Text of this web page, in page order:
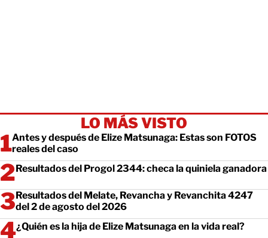
LO MÁS VISTO
Antes y después de Elize Matsunaga: Estas son FOTOS
reales del caso
Resultados del Progol 2344: checa la quiniela ganadora
Resultados del Melate, Revancha y Revanchita 4247
del 2 de agosto del 2026
¿Quién es la hija de Elize Matsunaga en la vida real?